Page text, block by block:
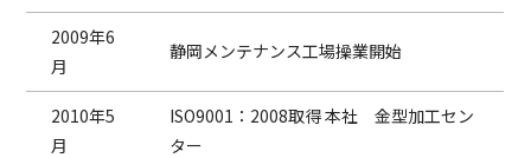
2009年6
月
静岡メンテナンス工場操業開始
2010年5
月
ISO9001：2008取得 本社 金型加工セン
ター